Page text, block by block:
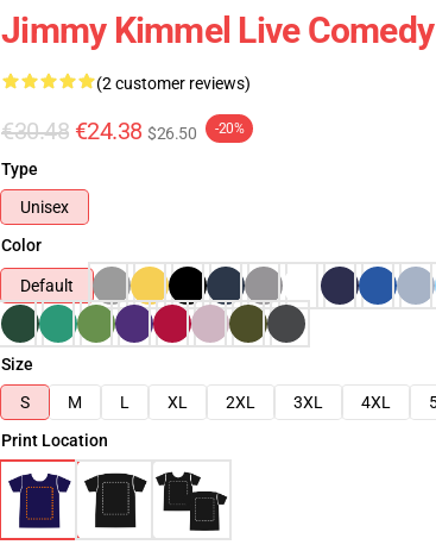
Jimmy Kimmel Live
(2 customer reviews)
€30.48 €24.38 $26.50 -20%
Type
Unisex
Color
Default
Size
S
M L XL 2XL 3XL 4XL
Print Location